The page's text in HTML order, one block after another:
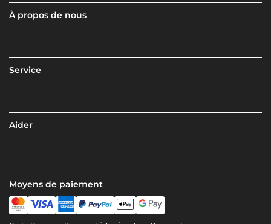
À propos de nous
Service
Aider
Moyens de paiement